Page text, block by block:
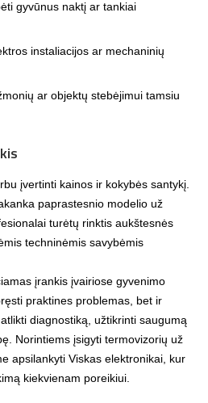
gyvūnus naktį ar tankiai
instaliacijos ar mechaninių
ar objektų stebėjimui tamsiu
įvertinti kainos ir kokybės santykį.
paprastesnio modelio už
turėtų rinktis aukštesnės
techninėmis savybėmis
įrankis įvairiose gyvenimo
praktines problemas, bet ir
diagnostiką, užtikrinti saugumą
Norintiems įsigyti termovizorių už
apsilankyti Viskas elektronikai , kur
kiekvienam poreikiui.